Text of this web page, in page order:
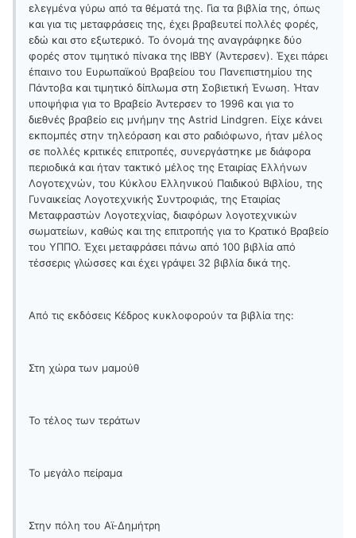
ελεγμένα γύρω από τα θέματά της. Για τα βιβλία της, όπως
και για τις μεταφράσεις της, έχει βραβευτεί πολλές φορές,
εδώ και στο εξωτερικό. Το όνομά της αναγράφηκε δύο
φορές στον τιμητικό πίνακα της ΙΒΒΥ (Άντερσεν). Έχει πάρει
έπαινο του Ευρωπαϊκού Βραβείου του Πανεπιστημίου της
Πάντοβα και τιμητικό δίπλωμα στη Σοβιετική Ένωση. Ήταν
υποψήφια για το Βραβείο Άντερσεν το 1996 και για το
διεθνές βραβείο εις μνήμην της Astrid Lindgren. Είχε κάνει
εκπομπές στην τηλεόραση και στο ραδιόφωνο, ήταν μέλος
σε πολλές κριτικές επιτροπές, συνεργάστηκε με διάφορα
περιοδικά και ήταν τακτικό μέλος της Εταιρίας Ελλήνων
Λογοτεχνών, του Κύκλου Ελληνικού Παιδικού Βιβλίου, της
Γυναικείας Λογοτεχνικής Συντροφιάς, της Εταιρίας
Μεταφραστών Λογοτεχνίας, διαφόρων λογοτεχνικών
σωματείων, καθώς και της επιτροπής για το Κρατικό Βραβείο
του ΥΠΠΟ. Έχει μεταφράσει πάνω από 100 βιβλία από
τέσσερις γλώσσες και έχει γράψει 32 βιβλία δικά της.
Από τις εκδόσεις Κέδρος κυκλοφορούν τα βιβλία της:
Στη χώρα των μαμούθ
Το τέλος των τεράτων
Το μεγάλο πείραμα
Στην πόλη του Αϊ-Δημήτρη